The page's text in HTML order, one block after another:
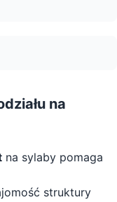
na
na sylaby pomaga
struktury